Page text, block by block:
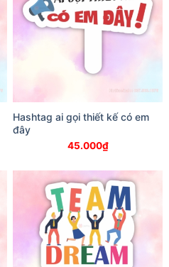
Hashtag ai gọi thiết kế có em
đây
45.000₫